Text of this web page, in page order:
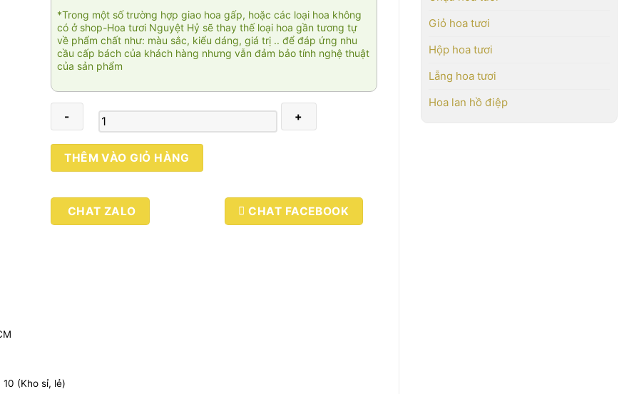
Giỏ hoa tươi
Hộp hoa tươi
Lẵng hoa tươi
Hoa lan hồ điệp
*Trong một số trường hợp giao hoa gấp, hoặc các loại hoa không
có ở shop-Hoa tươi Nguyệt Hỷ sẽ thay thế loại hoa gần tương tự
về phẩm chất như: màu sắc, kiểu dáng, giá trị .. để đáp ứng nhu
cầu cấp bách của khách hàng nhưng vẫn đảm bảo tính nghệ thuật
của sản phẩm
Hoa
viếng
thương
005
THÊM VÀO GIỎ HÀNG
CHAT ZALO CHAT FACEBOOK
(Kho sỉ, lẻ)